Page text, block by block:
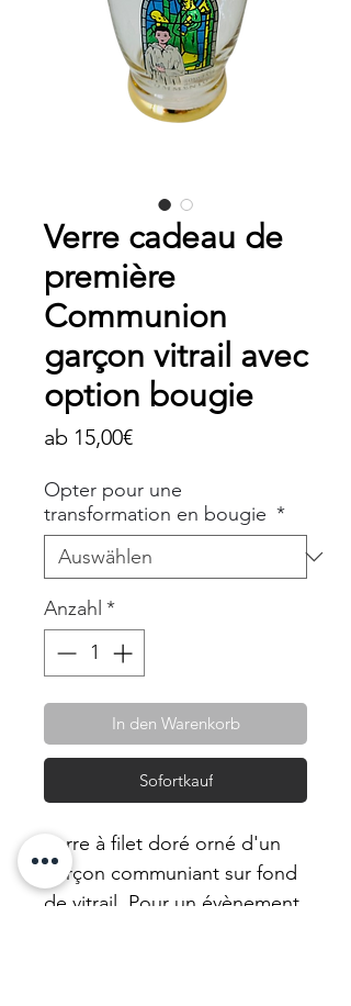
Verre cadeau de
première
Communion
garçon vitrail avec
option bougie
ab 15,00€Sale-
Opter pour une
transformation en bougie *
Anzahl *
In den Warenkorb
Sofortkauf
Verre à filet doré orné d'un
garçon communiant sur fond
de vitrail. Pour un évènement